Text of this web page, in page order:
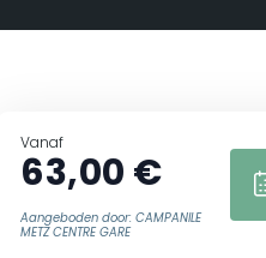
Vanaf
63,00 €
Aangeboden door: CAMPANILE
METZ CENTRE GARE